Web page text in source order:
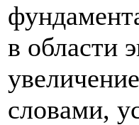
в области
словами,